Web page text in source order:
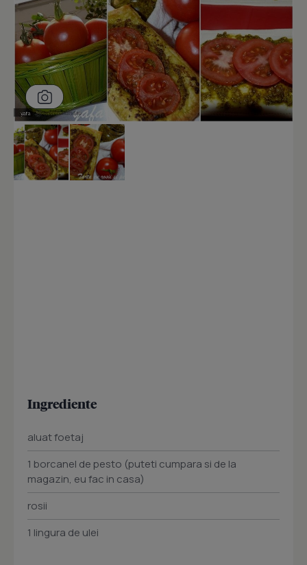
Ingrediente
aluat foetaj
1 borcanel de pesto (puteti cumpara si de la
magazin, eu fac in casa)
rosii
1 lingura de ulei